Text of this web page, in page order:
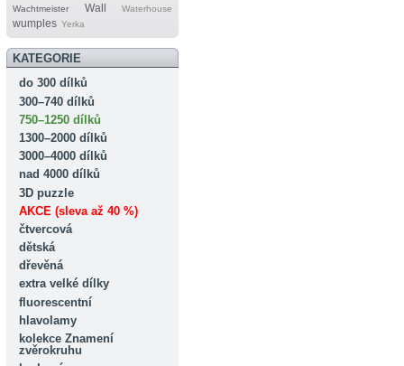
Wachtmeister
Wall Waterhouse
wumples Yerka
KATEGORIE
do 300 dílků
300–740 dílků
750–1250 dílků
1300–2000 dílků
3000–4000 dílků
nad 4000 dílků
3D puzzle
AKCE (sleva až 40 %)
čtvercová
dětská
dřevěná
extra velké dílky
fluorescentní
hlavolamy
kolekce Znamení
zvěrokruhu